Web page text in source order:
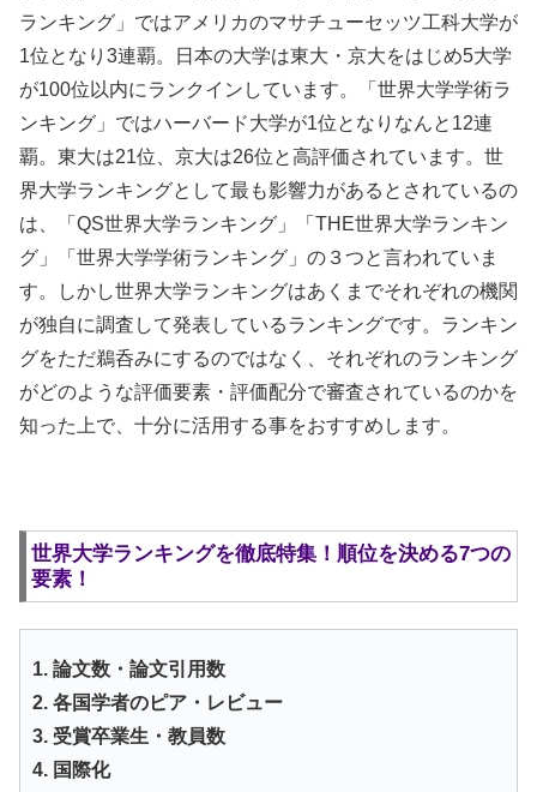
ランキング」ではアメリカのマサチューセッツ工科大学が
1位となり3連覇。日本の大学は東大・京大をはじめ5大学
が100位以内にランクインしています。「世界大学学術ラ
ンキング」ではハーバード大学が1位となりなんと12連
覇。東大は21位、京大は26位と高評価されています。世
界大学ランキングとして最も影響力があるとされているの
は、「QS世界大学ランキング」「THE世界大学ランキン
グ」「世界大学学術ランキング」の３つと言われていま
す。しかし世界大学ランキングはあくまでそれぞれの機関
が独自に調査して発表しているランキングです。ランキン
グをただ鵜呑みにするのではなく、それぞれのランキング
がどのような評価要素・評価配分で審査されているのかを
知った上で、十分に活用する事をおすすめします。
世界大学ランキングを徹底特集！順位を決める7つの
要素！
1. 論文数・論文引用数
2. 各国学者のピア・レビュー
3. 受賞卒業生・教員数
4. 国際化